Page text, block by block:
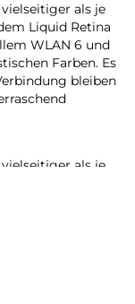
als je
Liquid Retina
WLAN 6 und
Farben. Es
bleiben
als je
Liquid Retina
vier fantastischen
sein, in
alles zu einem